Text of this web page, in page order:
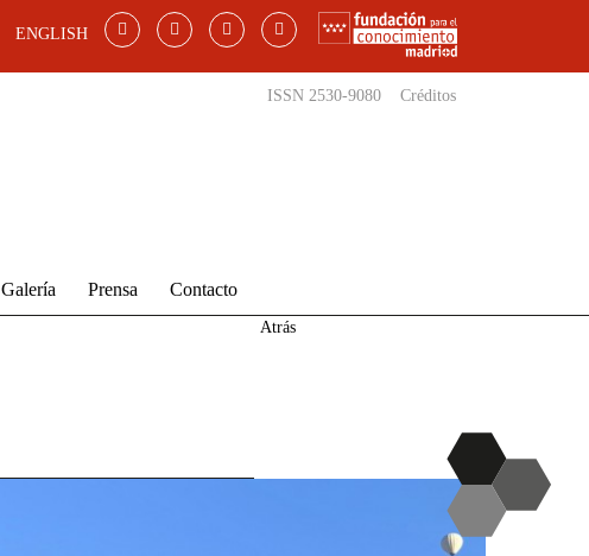
ENGLISH
ISSN 2530-9080 Créditos
Galería Prensa Contacto
Atrás